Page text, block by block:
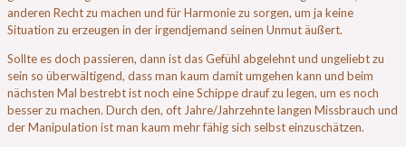
anderen Recht zu machen und für Harmonie zu sorgen, um ja keine
Situation zu erzeugen in der irgendjemand seinen Unmut äußert.
Sollte es doch passieren, dann ist das Gefühl abgelehnt und ungeliebt zu
sein so überwältigend, dass man kaum damit umgehen kann und beim
nächsten Mal bestrebt ist noch eine Schippe drauf zu legen, um es noch
besser zu machen. Durch den, oft Jahre/Jahrzehnte langen Missbrauch und
der Manipulation ist man kaum mehr fähig sich selbst einzuschätzen.